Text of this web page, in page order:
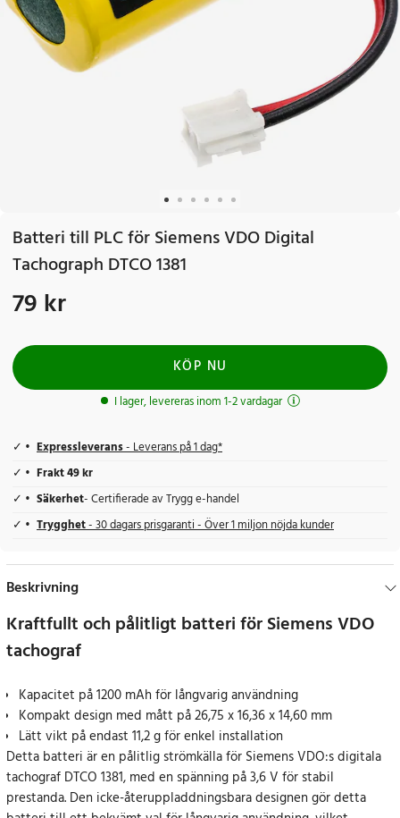
Batteri till PLC för Siemens VDO Digital
Tachograph DTCO 1381
Pris: 79 kr
79 kr
KÖP NU
I lager, levereras inom 1-2 vardagar
Expressleverans- Leverans på 1 dag*
Frakt 49 kr
Säkerhet- Certifierade av Trygg e-handel
Trygghet- 30 dagars prisgaranti - Över 1 miljon nöjda kunder
Beskrivning
Kraftfullt och pålitligt batteri för Siemens VDO
tachograf
Kapacitet på 1200 mAh för långvarig användning
Kompakt design med mått på 26,75 x 16,36 x 14,60 mm
Lätt vikt på endast 11,2 g för enkel installation
Detta batteri är en pålitlig strömkälla för Siemens VDO:s digitala
tachograf DTCO 1381, med en spänning på 3,6 V för stabil
prestanda. Den icke-återuppladdningsbara designen gör detta